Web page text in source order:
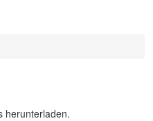
herunterladen.